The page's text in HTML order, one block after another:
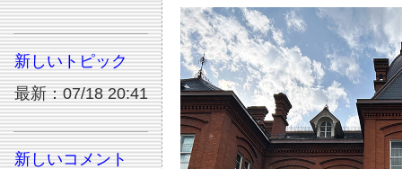
新しいトピック
最新：07/18 20:41
新しいコメント